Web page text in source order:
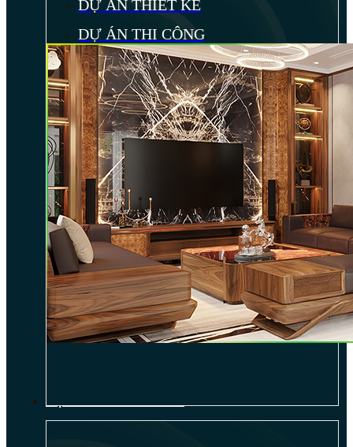
DỰ ÁN THIẾT KẾ
DỰ ÁN THI CÔNG